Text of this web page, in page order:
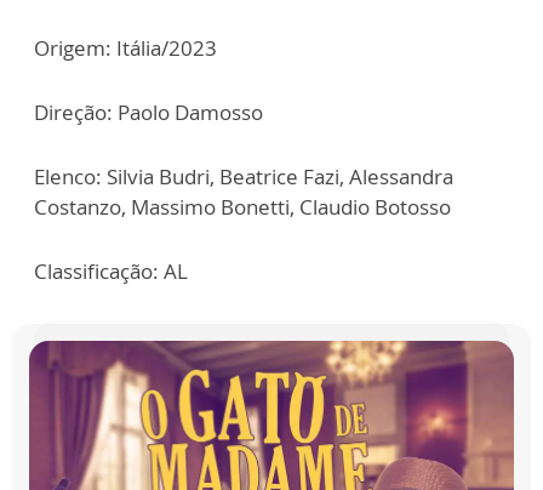
Origem: Itália/2023
Direção: Paolo Damosso
Elenco: Silvia Budri, Beatrice Fazi, Alessandra
Costanzo, Massimo Bonetti, Claudio Botosso
Classificação: AL